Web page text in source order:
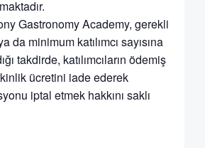
Gastronomy Academy, gerekli
da minimum katılımcı sayısına
takdirde, katılımcıların ödemiş
ücretini iade ederek
iptal etmek hakkını saklı